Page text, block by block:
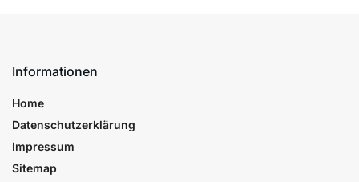
Informationen
Home
Datenschutzerklärung
Impressum
Sitemap